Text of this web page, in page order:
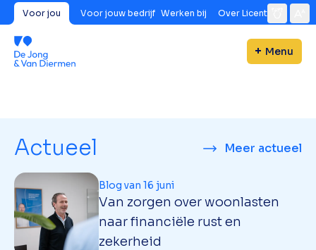
Voor jou Voor jouw bedrijf Werken bij Over Licent
Menu
Actueel Meer actueel
Van zorgen over woonlasten
naar financiële rust en
zekerheid
Blog van 16 juni